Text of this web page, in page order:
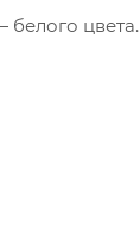
цвета.